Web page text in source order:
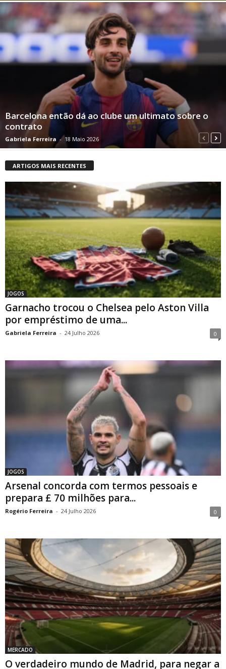
Barcelona então dá ao clube um ultimato sobre o
contrato
Gabriela Ferreira - 18 Maio 2026
ARTIGOS MAIS RECENTES
JOGOS
Garnacho trocou o Chelsea pelo Aston Villa
por empréstimo de uma...
Gabriela Ferreira - 24 Julho 2026 0
JOGOS
Arsenal concorda com termos pessoais e
prepara £ 70 milhões para...
Rogério Ferreira - 24 Julho 2026 0
MERCADO
O verdadeiro mundo de Madrid, para negar a